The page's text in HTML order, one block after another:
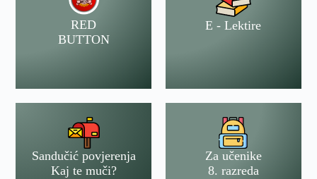
RED
BUTTON
E - Lektire
Sandučić povjerenja
Kaj te muči?
Za učenike
8. razreda